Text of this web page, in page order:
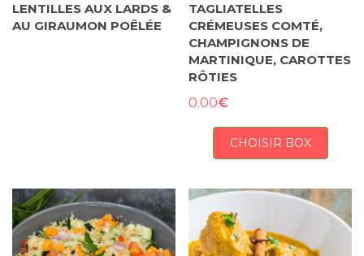
LENTILLES AUX LARDS &
AU GIRAUMON POÊLÉE
TAGLIATELLES
CRÉMEUSES COMTÉ,
CHAMPIGNONS DE
MARTINIQUE, CAROTTES
RÔTIES
0.00€
CHOISIR BOX